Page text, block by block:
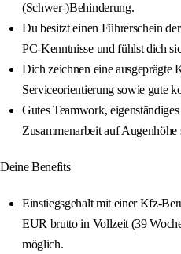
(Schwer-)Behinderung.
Du besitzt einen Führerschein
PC-Kenntnisse und fühlst dich
Dich zeichnen eine ausgeprägte
Serviceorientierung sowie gute
Gutes Teamwork,
Zusammenarbeit auf
Deine Benefits
Einstiegsgehalt mit einer Kfz-
EUR brutto in Vollzeit (39
möglich.